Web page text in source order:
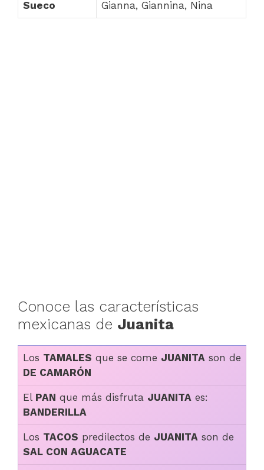
Sueco Gianna, Giannina, Nina
Conoce las características
mexicanas de Juanita
Los TAMALES que se come JUANITA son de
DE CAMARÓN
El PAN que más disfruta JUANITA es:
BANDERILLA
Los TACOS predilectos de JUANITA son de
SAL CON AGUACATE